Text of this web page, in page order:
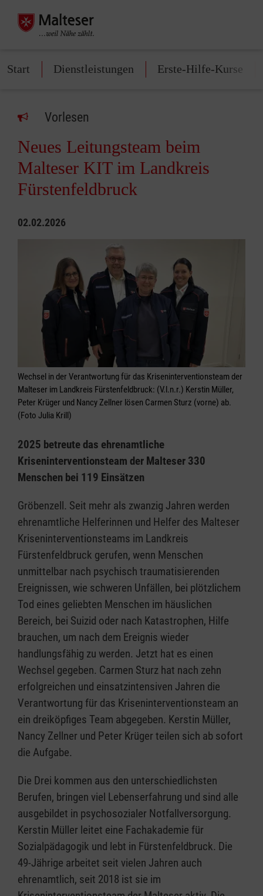
Start Dienstleistungen Erste-Hilfe-Kurse
Vorlesen
Neues Leitungsteam beim
Malteser KIT im Landkreis
Fürstenfeldbruck
02.02.2026
Wechsel in der Verantwortung für das Kriseninterventionsteam der
Malteser im Landkreis Fürstenfeldbruck: (V.l.n.r.) Kerstin Müller,
Peter Krüger und Nancy Zellner lösen Carmen Sturz (vorne) ab.
(Foto Julia Krill)
2025 betreute das ehrenamtliche
Kriseninterventionsteam der Malteser 330
Menschen bei 119 Einsätzen
Gröbenzell. Seit mehr als zwanzig Jahren werden
ehrenamtliche Helferinnen und Helfer des Malteser
Kriseninterventionsteams im Landkreis
Fürstenfeldbruck gerufen, wenn Menschen
unmittelbar nach psychisch traumatisierenden
Ereignissen, wie schweren Unfällen, bei plötzlichem
Tod eines geliebten Menschen im häuslichen
Bereich, bei Suizid oder nach Katastrophen, Hilfe
brauchen, um nach dem Ereignis wieder
handlungsfähig zu werden. Jetzt hat es einen
Wechsel gegeben. Carmen Sturz hat nach zehn
erfolgreichen und einsatzintensiven Jahren die
Verantwortung für das Kriseninterventionsteam an
ein dreiköpfiges Team abgegeben. Kerstin Müller,
Nancy Zellner und Peter Krüger teilen sich ab sofort
die Aufgabe.
Die Drei kommen aus den unterschiedlichsten
Berufen, bringen viel Lebenserfahrung und sind alle
ausgebildet in psychosozialer Notfallversorgung.
Kerstin Müller leitet eine Fachakademie für
Sozialpädagogik und lebt in Fürstenfeldbruck. Die
49-Jährige arbeitet seit vielen Jahren auch
ehrenamtlich, seit 2018 ist sie im